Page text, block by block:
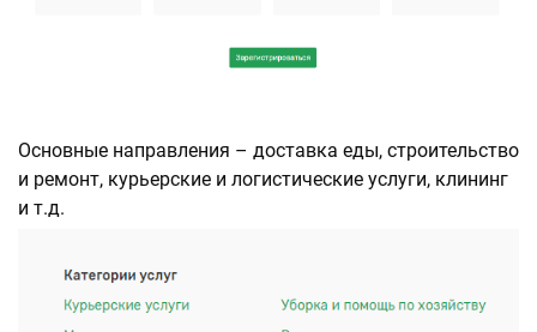
Основные направления – доставка еды, строительство
и ремонт, курьерские и логистические услуги, клининг
и т.д.